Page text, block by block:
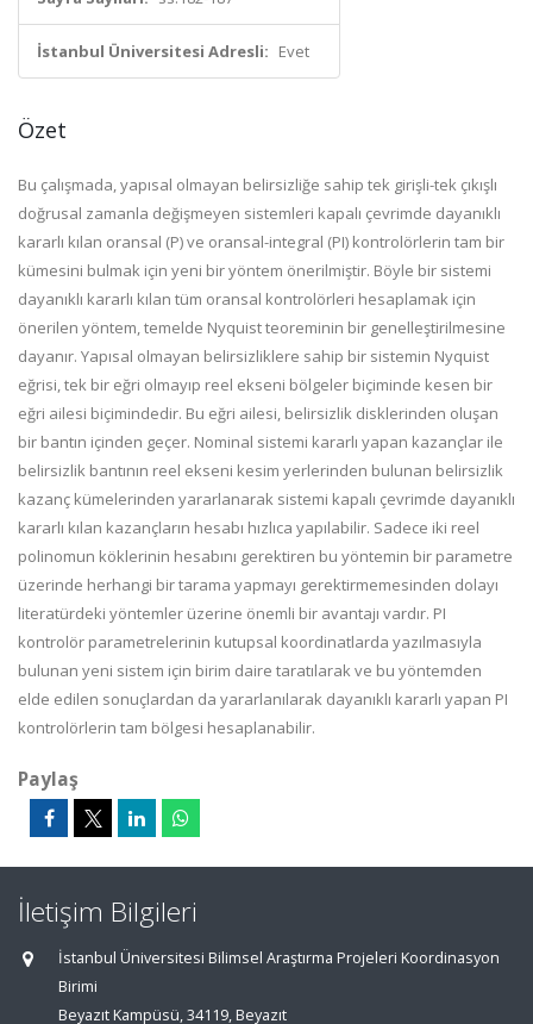
İstanbul Üniversitesi Adresli: Evet
Özet
Bu çalışmada, yapısal olmayan belirsizliğe sahip tek girişli-tek çıkışlı
doğrusal zamanla değişmeyen sistemleri kapalı çevrimde dayanıklı
kararlı kılan oransal (P) ve oransal-integral (PI) kontrolörlerin tam bir
kümesini bulmak için yeni bir yöntem önerilmiştir. Böyle bir sistemi
dayanıklı kararlı kılan tüm oransal kontrolörleri hesaplamak için
önerilen yöntem, temelde Nyquist teoreminin bir genelleştirilmesine
dayanır. Yapısal olmayan belirsizliklere sahip bir sistemin Nyquist
eğrisi, tek bir eğri olmayıp reel ekseni bölgeler biçiminde kesen bir
eğri ailesi biçimindedir. Bu eğri ailesi, belirsizlik disklerinden oluşan
bir bantın içinden geçer. Nominal sistemi kararlı yapan kazançlar ile
belirsizlik bantının reel ekseni kesim yerlerinden bulunan belirsizlik
kazanç kümelerinden yararlanarak sistemi kapalı çevrimde dayanıklı
kararlı kılan kazançların hesabı hızlıca yapılabilir. Sadece iki reel
polinomun köklerinin hesabını gerektiren bu yöntemin bir parametre
üzerinde herhangi bir tarama yapmayı gerektirmemesinden dolayı
literatürdeki yöntemler üzerine önemli bir avantajı vardır. PI
kontrolör parametrelerinin kutupsal koordinatlarda yazılmasıyla
bulunan yeni sistem için birim daire taratılarak ve bu yöntemden
elde edilen sonuçlardan da yararlanılarak dayanıklı kararlı yapan PI
kontrolörlerin tam bölgesi hesaplanabilir.
Paylaş
İletişim Bilgileri
İstanbul Üniversitesi Bilimsel Araştırma Projeleri Koordinasyon
Birimi
Beyazıt Kampüsü, 34119, Beyazıt